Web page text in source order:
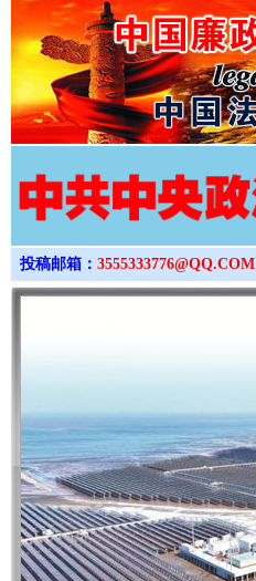
投稿邮箱： 3555333776@QQ.COM